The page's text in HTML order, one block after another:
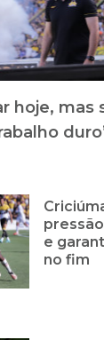
hoje, mas
e
no fim